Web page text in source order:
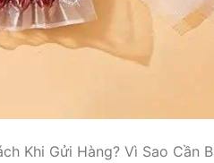
Khi Gửi Hàng? Vì Sao Cần